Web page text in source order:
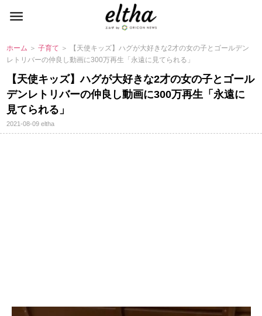
ホーム ＞子育て ＞ 【天使キッズ】ハグが大好きな2才の女の子とゴールデン
レトリバーの仲良し動画に300万再生「永遠に見てられる」
【天使キッズ】ハグが大好きな2才の女の子とゴール
デンレトリバーの仲良し動画に300万再生「永遠に
見てられる」
2021-08-09eltha